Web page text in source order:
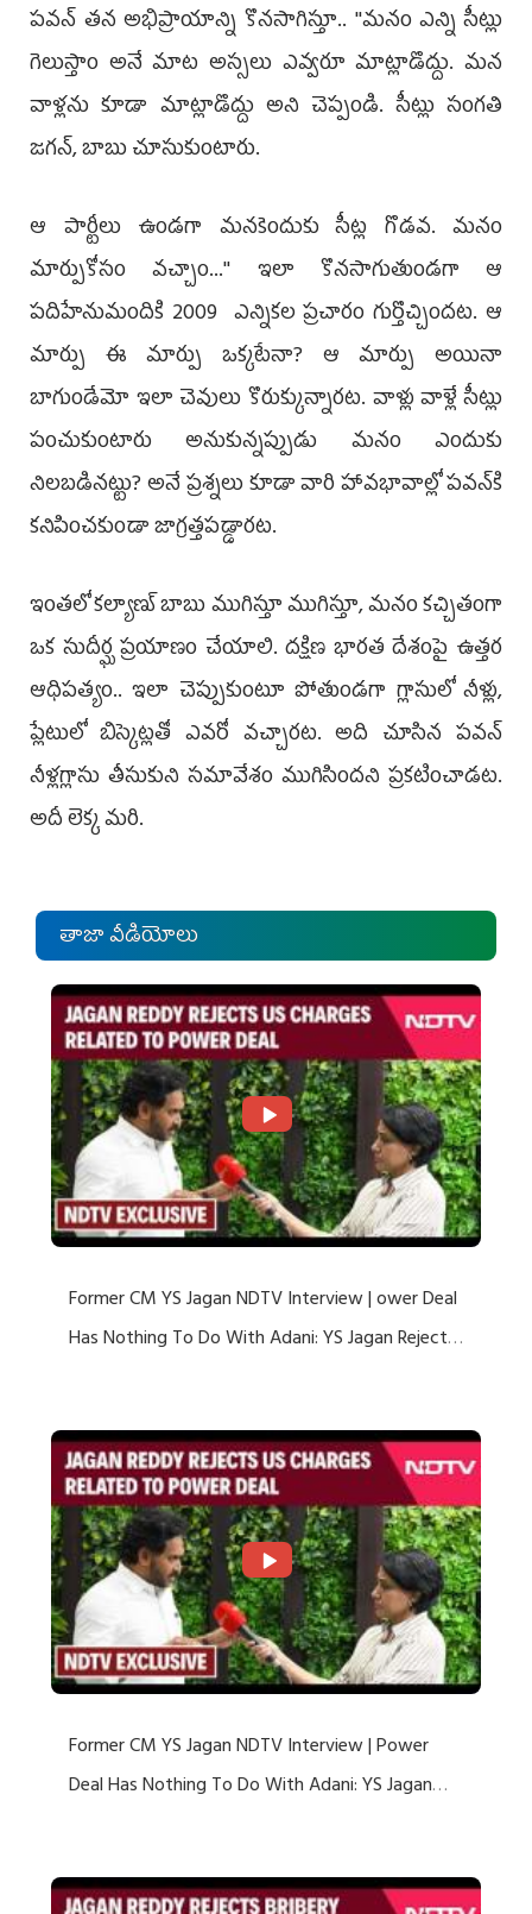
పవన్‌ తన అభిప్రాయాన్ని కొనసాగిస్తూ.. ''మనం ఎన్ని సీట్లు
గెలుస్తాం అనే మాట అస్సలు ఎవ్వరూ మాట్లాడొద్దు. మన
వాళ్లను కూడా మాట్లాడొద్దు అని చెప్పండి. సీట్లు సంగతి
జగన్‌, బాబు చూసుకుంటారు.
ఆ పార్టీలు ఉండగా మనకెందుకు సీట్ల గొడవ. మనం
మార్పుకోసం వచ్చాం...'' ఇలా కొనసాగుతుండగా ఆ
పదిహేనుమందికి 2009 ఎన్నికల ప్రచారం గుర్తొచ్చిందట. ఆ
మార్పు ఈ మార్పు ఒక్కటేనా? ఆ మార్పు అయినా
బాగుండేమో ఇలా చెవులు కొరుక్కున్నారట. వాళ్లు వాళ్లే సీట్లు
పంచుకుంటారు అనుకున్నప్పుడు మనం ఎందుకు
నిలబడినట్టు? అనే ప్రశ్నలు కూడా వారి హావభావాల్లో పవన్‌కి
కనిపించకుండా జాగ్రత్తపడ్డారట.
ఇంతలో కల్యాణ్‌ బాబు ముగిస్తూ ముగిస్తూ, మనం కచ్చితంగా
ఒక సుదీర్ఘ ప్రయాణం చేయాలి. దక్షిణ భారత దేశంపై ఉత్తర
ఆధిపత్యం.. ఇలా చెప్పుకుంటూ పోతుండగా గ్లాసులో నీళ్లు,
ప్లేటులో బిస్కెట్లతో ఎవరో వచ్చారట. అది చూసిన పవన్‌
నీళ్లగ్లాసు తీసుకుని సమావేశం ముగిసిందని ప్రకటించాడట.
అదీ లెక్క మరి.
తాజా వీడియోలు
Former CM YS Jagan NDTV Interview | ower Deal
Has Nothing To Do With Adani: YS Jagan Rejects
Former CM YS Jagan NDTV Interview | Power
Deal Has Nothing To Do With Adani: YS Jagan